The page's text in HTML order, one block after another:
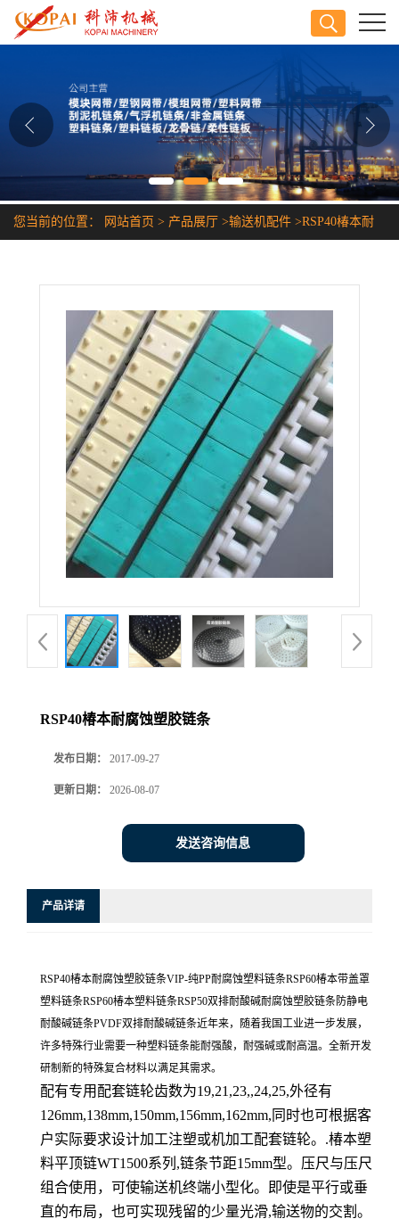
公司介绍
公司动态
证书荣誉
您当前的位置： 网站首页 > 产品展厅 >输送机配件 >RSP40椿本耐
RSP40椿本耐腐蚀塑胶链条
发布日期： 2017-09-27
更新日期： 2026-08-07
发送咨询信息
产品详请
RSP40椿本耐腐蚀塑胶链条VIP-纯PP耐腐蚀塑料链条RSP60椿本带盖罩
塑料链条RSP60椿本塑料链条RSP50双排耐酸碱耐腐蚀塑胶链条防静电
耐酸碱链条PVDF双排耐酸碱链条近年来，随着我国工业进一步发展，
许多特殊行业需要一种塑料链条能耐强酸，耐强碱或耐高温。全新开发
研制新的特殊复合材料以满足其需求。
配有专用配套链轮齿数为19,21,23,,24,25,外径有
126mm,138mm,150mm,156mm,162mm,同时也可根据客
户实际要求设计加工注塑或机加工配套链轮。.椿本塑
料平顶链WT1500系列,链条节距15mm型。压尺与压尺
组合使用，可使输送机终端小型化。即使是平行或垂
直的布局，也可实现残留的少量光滑,输送物的交割。